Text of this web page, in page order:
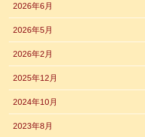
2026年6月
2026年5月
2026年2月
2025年12月
2024年10月
2023年8月